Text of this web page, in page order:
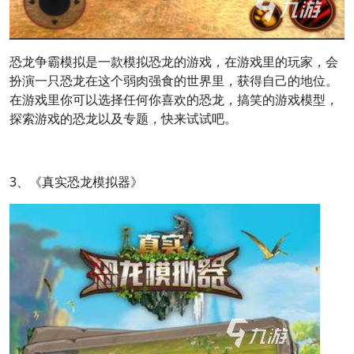
恐龙争霸模拟是一款模拟恐龙的游戏，在游戏里的玩家，会
扮演一只恐龙在这个弱肉强食的世界里，获得自己的地位。
在游戏里你可以选择任何你喜欢的恐龙，搞笑的游戏模型，
探索游戏的恐龙以及专题，快来试试吧。
3、《真实恐龙模拟器》